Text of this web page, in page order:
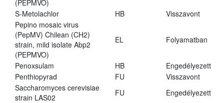
(PEPMVO)
S-Metolachlor HB
Visszavont
Pepino mosaic virus
(PepMV) Chilean (CH2)
strain, mild isolate Abp2
(PEPMVO)
EL Folyamatban
Penoxsulam HB
Engedélyezett
Penthiopyrad
FU
Visszavont
Saccharomyces cerevisiae
strain LAS02
FU
Engedélyezett